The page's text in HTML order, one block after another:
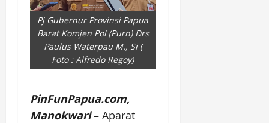
Pj Gubernur Provinsi Papua
Barat Komjen Pol (Purn) Drs
Paulus Waterpau M., Si (
Foto : Alfredo Regoy)
PinFunPapua.com,
Manokwari– Aparat